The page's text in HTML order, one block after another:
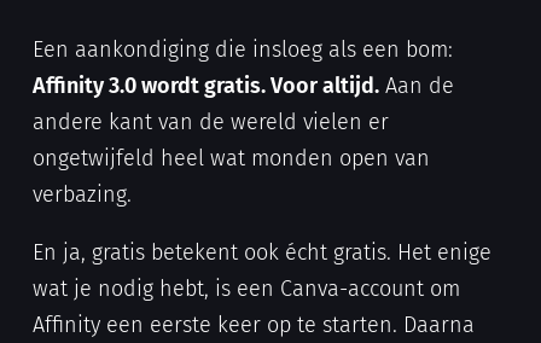
Een aankondiging die insloeg als een bom:
Affinity 3.0 wordt gratis. Voor altijd. Aan de
andere kant van de wereld vielen er
ongetwijfeld heel wat monden open van
verbazing.
En ja, gratis betekent ook écht gratis. Het enige
wat je nodig hebt, is een Canva-account om
Affinity een eerste keer op te starten. Daarna